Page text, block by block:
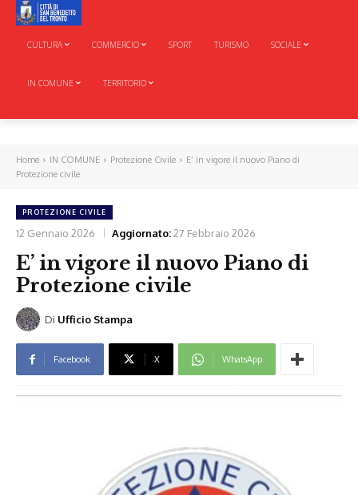
CULTURA COMMERCIO SPORT TURISMO SOCIALE
IN COMUNE TERRITORIO
Home IN COMUNE Protezione Civile
E’ in vigore il nuovo Piano di
Protezione civile
PROTEZIONE CIVILE
12 Gennaio 2026 Aggiornato: 27 Febbraio 2026
E’ in vigore il nuovo Piano di
Protezione civile
Di Ufficio Stampa
Facebook X WhatsApp